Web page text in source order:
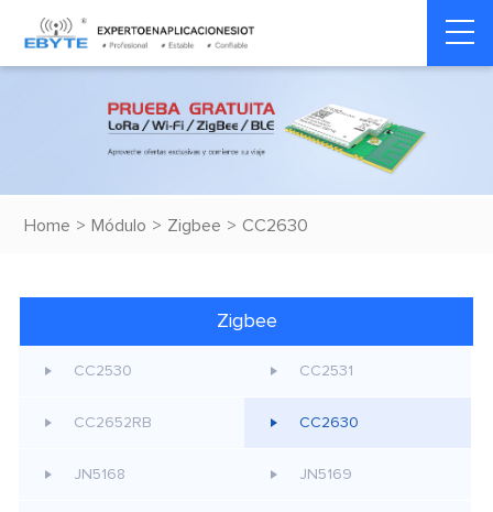
Home > Módulo > Zigbee > CC2630
Zigbee
CC2530 CC2531
CC2652RB CC2630
JN5168 JN5169